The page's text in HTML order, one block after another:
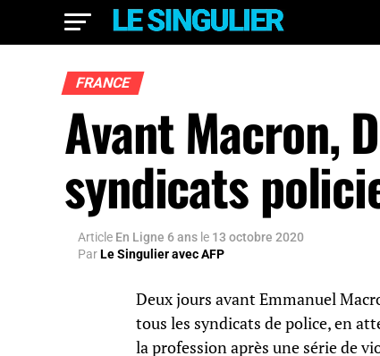
FRANCE
Avant Macron,
syndicats
Article En Ligne 6 ans le 13 octobre 2020
ParLe Singulier avec AFP
Deux jours avant Emmanuel
tous les syndicats de police, en
la profession après une série de